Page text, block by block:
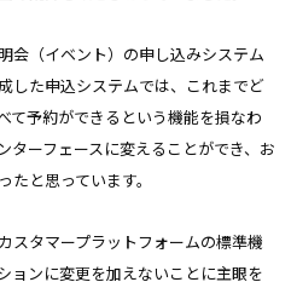
会（イベント）の申し込みシステム
した申込システムでは、これまでど
て予約ができるという機能を損なわ
ターフェースに変えることができ、お
と思っています。
スタマープラットフォームの標準機
ョンに変更を加えないことに主眼を